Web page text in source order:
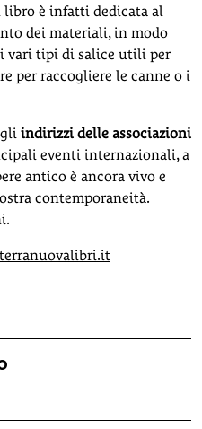
libro è infatti dedicata al
dei materiali, in modo
i vari tipi di salice utili per
per raccogliere le canne o i
indirizzi delle associazioni
eventi internazionali, a
antico è ancora vivo e
contemporaneità.